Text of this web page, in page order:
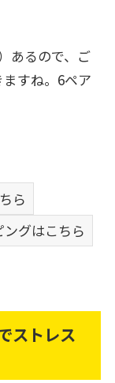
あるので、ご
すね。6ペア
ら
グはこちら
ストレス